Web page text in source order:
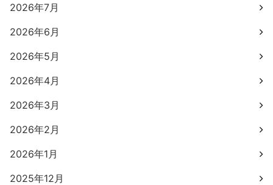
2026年7月
2026年6月
2026年5月
2026年4月
2026年3月
2026年2月
2026年1月
2025年12月